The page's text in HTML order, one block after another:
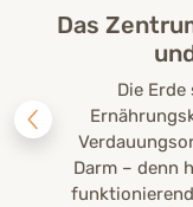
Das
Die
Darm – denn